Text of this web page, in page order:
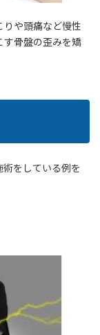
りや頭痛など慢性
す骨盤の歪みを矯
をしている例を